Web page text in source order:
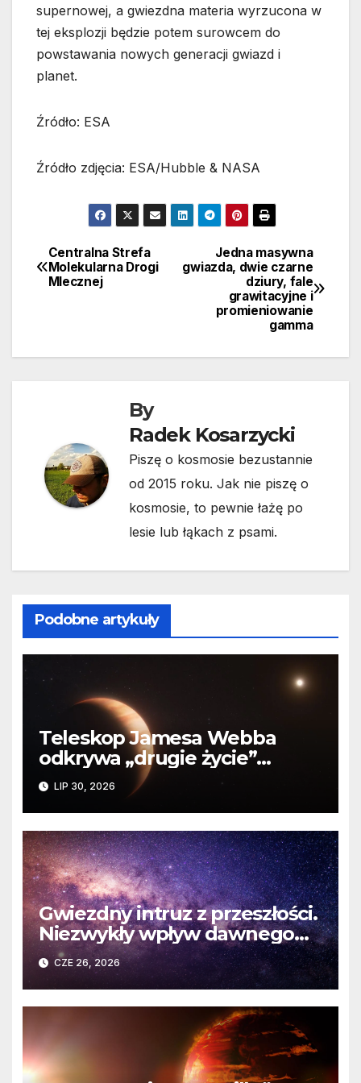
supernowej, a gwiezdna materia wyrzucona w
tej eksplozji będzie potem surowcem do
powstawania nowych generacji gwiazd i
planet.
Źródło: ESA
Źródło zdjęcia: ESA/Hubble & NASA
Nawigacja
wpisu
Jedna masywna
gwiazda, dwie czarne
dziury, fale
grawitacyjne i
promieniowanie
gamma
Centralna Strefa
Molekularna Drogi
Mlecznej
By
Radek Kosarzycki
Piszę o kosmosie bezustannie
od 2015 roku. Jak nie piszę o
kosmosie, to pewnie łażę po
lesie lub łąkach z psami.
Podobne artykuły
Teleskop Jamesa Webba
odkrywa „drugie życie”
planety krążącej wokół
martwej gwiazdy
LIP 30, 2026
Gwiezdny intruz z przeszłości.
Niezwykły wpływ dawnego
spotkania na komety Układu
Słonecznego
CZE 26, 2026